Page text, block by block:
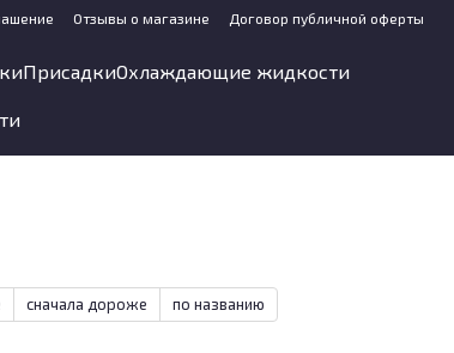
Отзывы о магазине Договор публичной оферты
ПрисадкиОхлаждающие жидкости
сначала дороже по названию